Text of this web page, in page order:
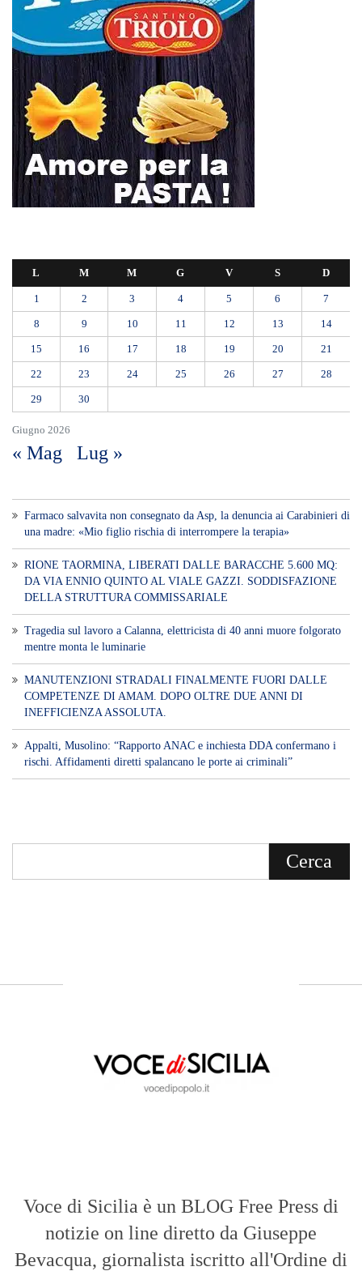
Giugno 2026
L M M G V S D
1 2 3 4 5 6 7
8 9 10 11 12 13 14
15 16 17 18 19 20 21
22 23 24 25 26 27 28
29 30
« Mag Lug »
Farmaco salvavita non consegnato da Asp, la denuncia ai Carabinieri di
una madre: «Mio figlio rischia di interrompere la terapia»
RIONE TAORMINA, LIBERATI DALLE BARACCHE 5.600 MQ:
DA VIA ENNIO QUINTO AL VIALE GAZZI. SODDISFAZIONE
DELLA STRUTTURA COMMISSARIALE
Tragedia sul lavoro a Calanna, elettricista di 40 anni muore folgorato
mentre monta le luminarie
MANUTENZIONI STRADALI FINALMENTE FUORI DALLE
COMPETENZE DI AMAM. DOPO OLTRE DUE ANNI DI
INEFFICIENZA ASSOLUTA.
​Appalti, Musolino: “Rapporto ANAC e inchiesta DDA confermano i
rischi. Affidamenti diretti spalancano le porte ai criminali”
Voce di Sicilia è un BLOG Free Press di
notizie on line diretto da Giuseppe
Bevacqua, giornalista iscritto all'Ordine di